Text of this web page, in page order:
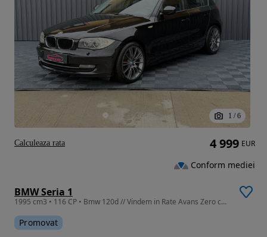
1 / 6
BMW Seria 1
1995 cm3 • 116 CP • Bmw 120d // Vindem in Rate Avans Zero cu Buletinul //
Promovat
4 999 EUR
Conform mediei
Calculeaza rata